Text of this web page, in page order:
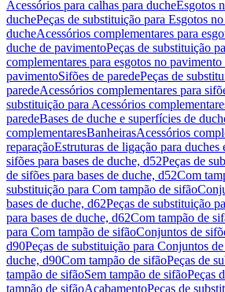
Acessórios para calhas para ducheEsgotos
duchePeças de substituição para Esgotos
ducheAcessórios complementares para
duche de pavimentoPeças de substituição
complementares para esgotos no
pavimentoSifões de paredePeças de
paredeAcessórios complementares para
substituição para Acessórios
paredeBases de duche e superfícies de
complementaresBanheirasAcessórios
reparaçãoEstruturas de ligação para duches
sifões para bases de duche, d52Peças de
de sifões para bases de duche, d52Com
substituição para Com tampão de sifão
bases de duche, d62Peças de substituição
para bases de duche, d62Com tampão de
para Com tampão de sifãoConjuntos de
d90Peças de substituição para Conjuntos
duche, d90Com tampão de sifãoPeças de
tampão de sifãoSem tampão de sifãoPeças
tampão de sifãoAcabamentoPeças de